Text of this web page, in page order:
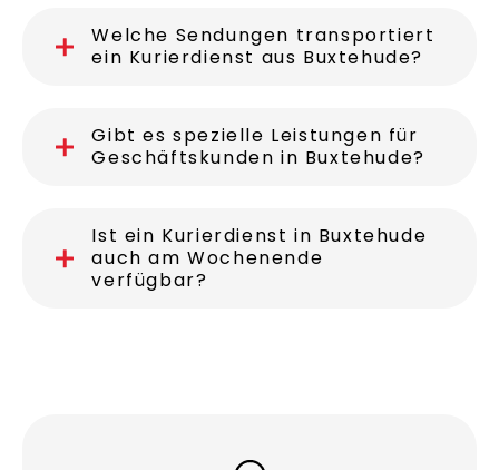
Welche Sendungen transportiert
ein Kurierdienst aus Buxtehude?
Gibt es spezielle Leistungen für
Geschäftskunden in Buxtehude?
Ist ein Kurierdienst in Buxtehude
auch am Wochenende
verfügbar?